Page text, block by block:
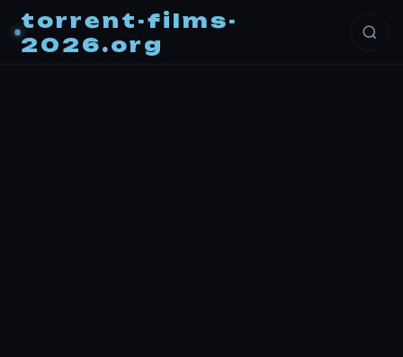
torrent-films-
2026.org